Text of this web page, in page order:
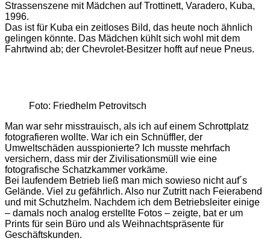
Strassenszene mit Mädchen auf Trottinett, Varadero, Kuba,
1996.
Das ist für Kuba ein zeitloses Bild, das heute noch ähnlich
gelingen könnte. Das Mädchen kühlt sich wohl mit dem
Fahrtwind ab; der Chevrolet-Besitzer hofft auf neue Pneus.
Foto: Friedhelm Petrovitsch
Man war sehr misstrauisch, als ich auf einem Schrottplatz
fotografieren wollte. War ich ein Schnüffler, der
Umweltschäden ausspionierte? Ich musste mehrfach
versichern, dass mir der Zivilisationsmüll wie eine
fotografische Schatzkammer vorkäme.
Bei laufendem Betrieb ließ man mich sowieso nicht auf´s
Gelände. Viel zu gefährlich. Also nur Zutritt nach Feierabend
und mit Schutzhelm. Nachdem ich dem Betriebsleiter einige
– damals noch analog erstellte Fotos – zeigte, bat er um
Prints für sein Büro und als Weihnachtspräsente für
Geschäftskunden.